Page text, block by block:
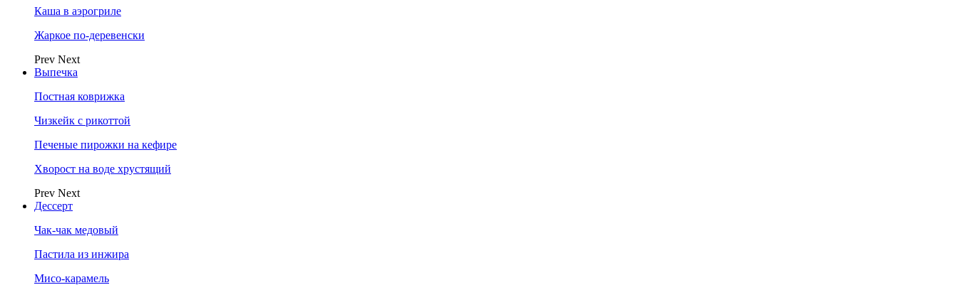
Каша в аэрогриле
Жаркое по-деревенски
Prev Next
Выпечка
Постная коврижка
Чизкейк с рикоттой
Печеные пирожки на кефире
Хворост на воде хрустящий
Prev Next
Дессерт
Чак-чак медовый
Пастила из инжира
Мисо-карамель